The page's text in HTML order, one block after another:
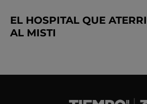
EL HOSPITAL QUE
AL MISTI